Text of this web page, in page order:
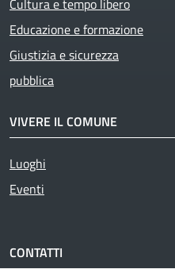
Cultura e tempo libero
Educazione e formazione
Giustizia e sicurezza
pubblica
VIVERE IL COMUNE
Luoghi
Eventi
CONTATTI